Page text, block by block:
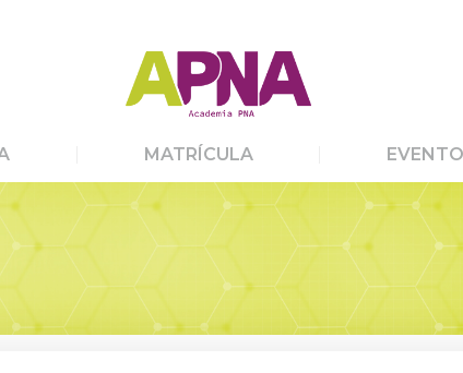
MATRÍCULA